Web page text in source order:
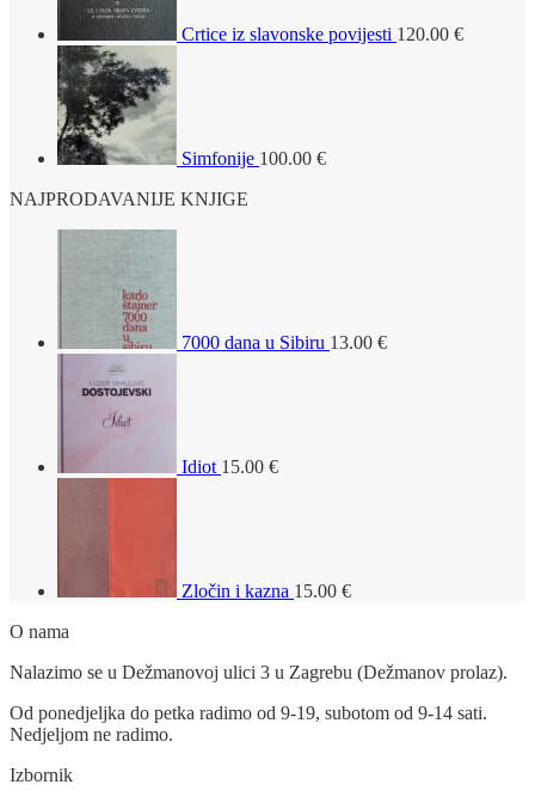
Crtice iz slavonske povijesti 120.00 €
Simfonije 100.00 €
NAJPRODAVANIJE KNJIGE
7000 dana u Sibiru 13.00 €
Idiot 15.00 €
Zločin i kazna 15.00 €
O nama
Nalazimo se u Dežmanovoj ulici 3 u Zagrebu (Dežmanov prolaz).
Od ponedjeljka do petka radimo od 9-19, subotom od 9-14 sati.
Nedjeljom ne radimo.
Izbornik